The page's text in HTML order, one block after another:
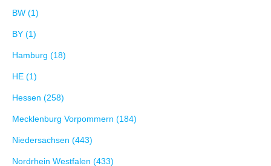
BW (1)
BY (1)
Hamburg (18)
HE (1)
Hessen (258)
Mecklenburg Vorpommern (184)
Niedersachsen (443)
Nordrhein Westfalen (433)